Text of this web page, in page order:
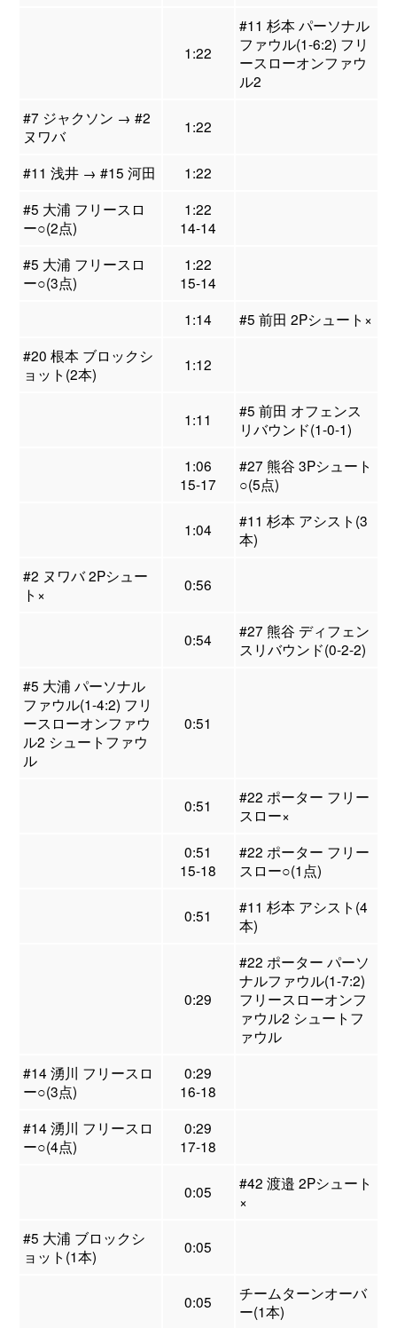
1:22
#11 杉本 パーソナル
ファウル(1-6:2) フリ
ースローオンファウ
ル2
#7 ジャクソン → #2
ヌワバ
1:22
#11 浅井 → #15 河田
1:22
#5 大浦 フリースロ
ー○(2点)
1:22
14-14
#5 大浦 フリースロ
ー○(3点)
1:22
15-14
1:14
#5 前田 2Pシュート×
#20 根本 ブロックシ
ョット(2本)
1:12
1:11
#5 前田 オフェンス
リバウンド(1-0-1)
1:06
15-17
#27 熊谷 3Pシュート
○(5点)
1:04
#11 杉本 アシスト(3
本)
#2 ヌワバ 2Pシュー
ト×
0:56
0:54
#27 熊谷 ディフェン
スリバウンド(0-2-2)
#5 大浦 パーソナル
ファウル(1-4:2) フリ
ースローオンファウ
ル2 シュートファウ
ル
0:51
0:51
#22 ポーター フリー
スロー×
0:51
15-18
#22 ポーター フリー
スロー○(1点)
0:51
#11 杉本 アシスト(4
本)
0:29
#22 ポーター パーソ
ナルファウル(1-7:2)
フリースローオンフ
ァウル2 シュートフ
ァウル
#14 湧川 フリースロ
ー○(3点)
0:29
16-18
#14 湧川 フリースロ
ー○(4点)
0:29
17-18
0:05
#42 渡邉 2Pシュート
×
#5 大浦 ブロックシ
ョット(1本)
0:05
0:05
チームターンオーバ
ー(1本)